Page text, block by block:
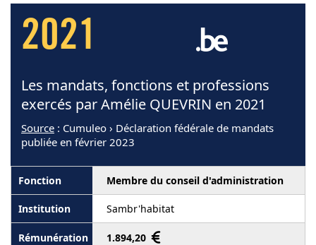
2021
Les mandats, fonctions et professions
exercés par Amélie QUEVRIN en 2021
Source : Cumuleo › Déclaration fédérale de mandats
publiée en février 2023
Membre du conseil d'administration
Sambr'habitat
1.894,20